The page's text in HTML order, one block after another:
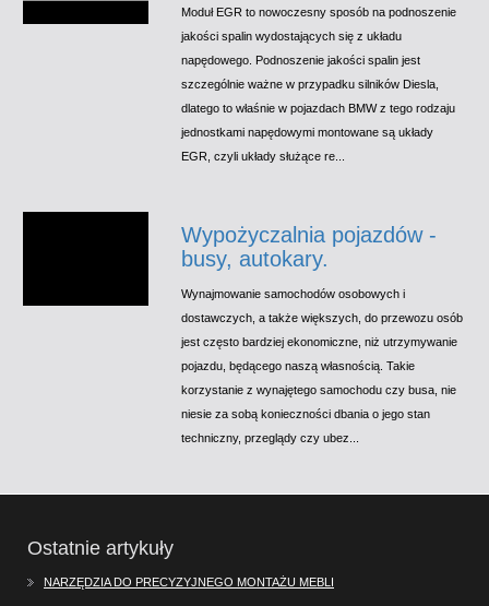
Moduł EGR to nowoczesny sposób na podnoszenie
jakości spalin wydostających się z układu
napędowego. Podnoszenie jakości spalin jest
szczególnie ważne w przypadku silników Diesla,
dlatego to właśnie w pojazdach BMW z tego rodzaju
jednostkami napędowymi montowane są układy
EGR, czyli układy służące re...
Wypożyczalnia pojazdów -
busy, autokary.
Wynajmowanie samochodów osobowych i
dostawczych, a także większych, do przewozu osób
jest często bardziej ekonomiczne, niż utrzymywanie
pojazdu, będącego naszą własnością. Takie
korzystanie z wynajętego samochodu czy busa, nie
niesie za sobą konieczności dbania o jego stan
techniczny, przeglądy czy ubez...
Ostatnie artykuły
NARZĘDZIA DO PRECYZYJNEGO MONTAŻU MEBLI